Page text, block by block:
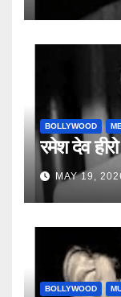
BOLLYWOOD
रमेश देव
MAY 19,
BOLLYWOOD